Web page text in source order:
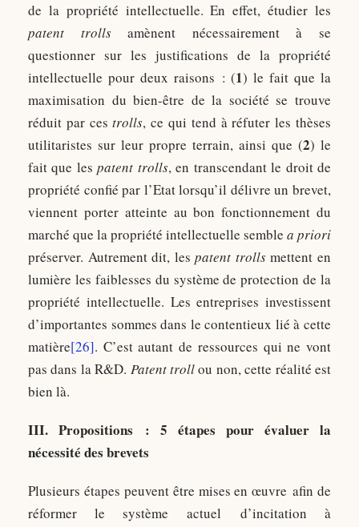
de la propriété intellectuelle. En effet, étudier les
patent trollsamènent nécessairement à se
questionner sur les justifications de la propriété
intellectuelle pour deux raisons : (1) le fait que la
maximisation du bien-être de la société se trouve
réduit par cestrolls, ce qui tend à réfuter les thèses
utilitaristes sur leur propre terrain, ainsi que (2) le
fait que lespatent trolls, en transcendant le droit de
propriété confié par l’Etat lorsqu’il délivre un brevet,
viennent porter atteinte au bon fonctionnement du
marché que la propriété intellectuelle semble a priori
préserver. Autrement dit, lespatent trollsmettent en
lumière les faiblesses du système de protection de la
propriété intellectuelle. Les entreprises investissent
d’importantes sommes dans le contentieux lié à cette
matière[26]. C’est autant de ressources qui ne vont
pas dans la R&D. Patent trollou non, cette réalité est
bien là.
III. Propositions : 5 étapes pour évaluer la
nécessité des brevets
Plusieurs étapes peuvent être mises en œuvre afin de
réformer le système actuel d’incitation à